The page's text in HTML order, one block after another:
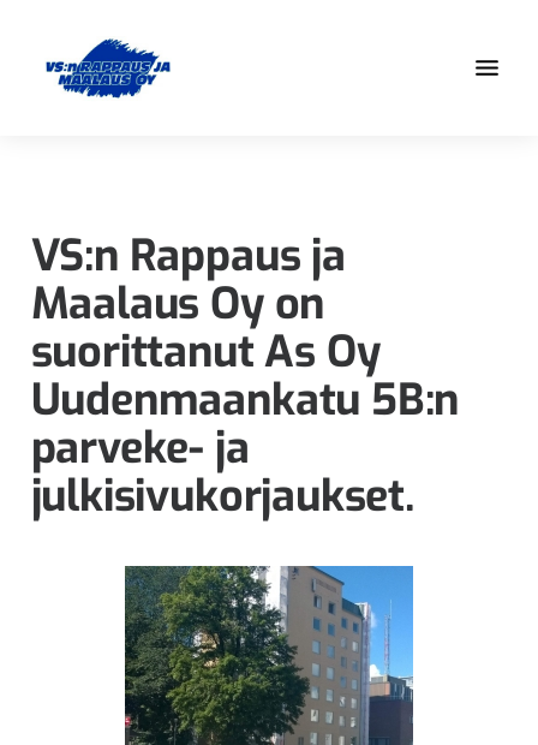
pääsisältöön
alatunnisteeseen
ja
Maalaus
Oy
Yhtiöt
-
konsernia,
ammattitaito
pohjautuu
vuonna
1980
alkaneeseen
urakointiin.
VS:n Rappaus ja
Maalaus Oy on
suorittanut As Oy
Uudenmaankatu 5B:n
parveke- ja
julkisivukorjaukset.